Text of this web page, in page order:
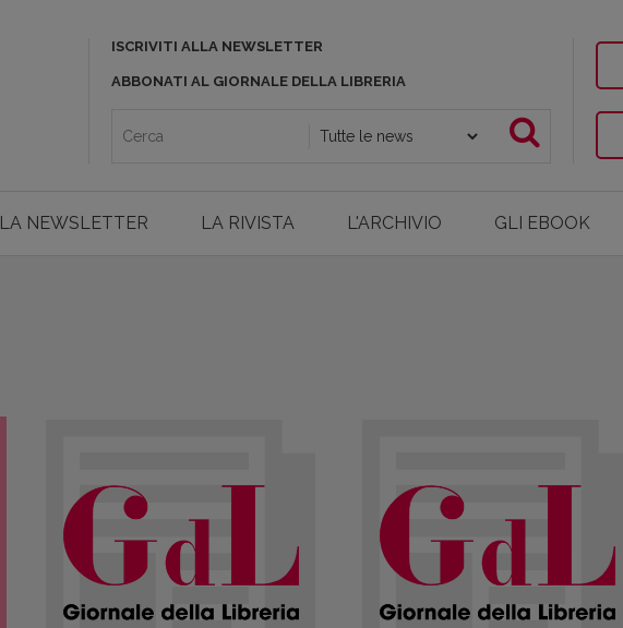
ISCRIVITI ALLA NEWSLETTER
ABBONATI AL GIORNALE DELLA LIBRERIA
LA NEWSLETTER LA RIVISTA L'ARCHIVIO GLI EBOOK